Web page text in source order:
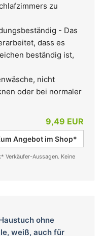
zu
- Das
dass es
beständig ist,
nicht
oder bei normaler
9,49 EUR
Angebot im Shop*
Verkäufer-Aussagen. Keine